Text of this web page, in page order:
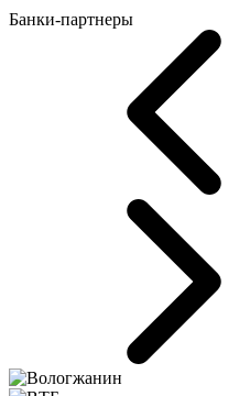
Банки-партнеры